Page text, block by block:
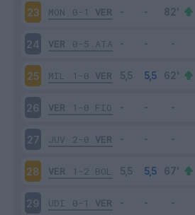
23 MON 0-1 VER
24 VER 0-5 ATA
25 MIL 1-0 VER
26 VER 1-0 FIO
27 JUV 2-0 VER
28 VER 1-2 BOL
29 UDI 0-1 VER